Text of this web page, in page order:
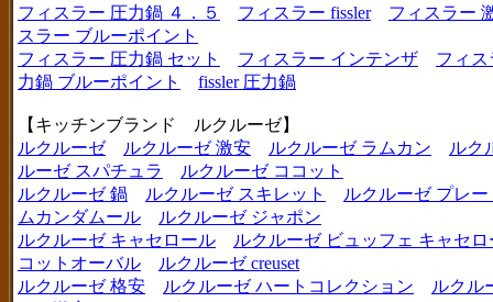
フィスラー 圧力鍋 ４．５
フィスラー fissler
フィスラー
スラー ブルーポイント
フィスラー 圧力鍋 セット
フィスラー インテンザ
フィ
力鍋 ブルーポイント
fissler 圧力鍋
【キッチンブランド ルクルーゼ】
ルクルーゼ
ルクルーゼ 激安 ルクルーゼ ラムカン
ルク
ルーゼ スパチュラ
ルクルーゼ ココット
ルクルーゼ 鍋
ルクルーゼ スキレット
ルクルーゼ プレ
ムカンダムール
ルクルーゼ ジャポン
ルクルーゼ キャセロール
ルクルーゼ ビュッフェ キャセロ
コットオーバル
ルクルーゼ creuset
ルクルーゼ 格安
ルクルーゼ ハートコレクション
ルクル